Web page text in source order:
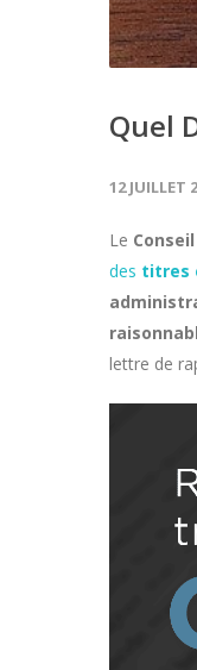
Quel
12 JUILLET
Le
des titres
lettre de